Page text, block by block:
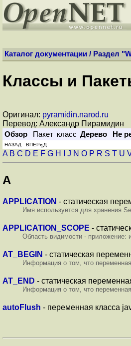
Каталог документации / Раздел "
Классы и
Оригинал: pyramidin.narod.ru
Перевод: Александр Пирамидин
Обзор Пакет класс Дерево Не
НАЗАД ВПЕР╗Д
A B C D E F G H J N O P R S T U
A
APPLICATION - статическая
Имя используется для хранения
APPLICATION_SCOPE -
Область видимости - приложение:
AT_BEGIN - статическая
Информация о том, что переменная
AT_END - статическая
Информация о том, что переменная
autoFlush - переменная класса